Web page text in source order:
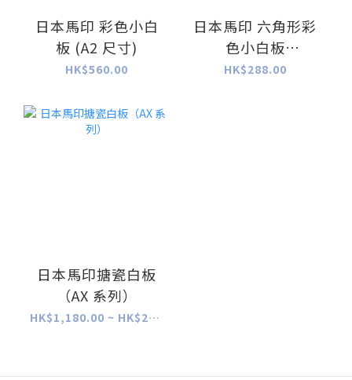
日本馬印 彩色小白
板 (A2 尺寸)
HK$560.00
日本馬印 六角形彩
色小白板
(350x300mm)
HK$288.00
日本馬印搪瓷白板
（AX 系列）
HK$1,180.00 ~ HK$2,880.00